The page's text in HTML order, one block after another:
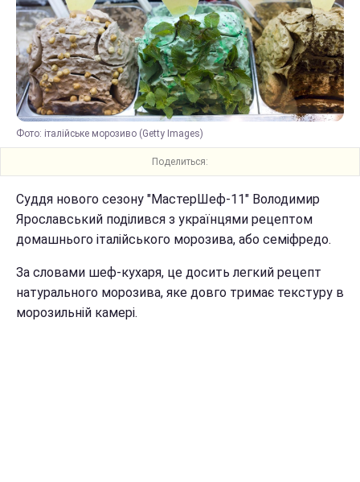
Фото: італійське морозиво (Getty Images)
Поделиться:
Суддя нового сезону "МастерШеф-11" Володимир
Ярославський поділився з українцями рецептом
домашнього італійського морозива, або семіфредо.
За словами шеф-кухаря, це досить легкий рецепт
натурального морозива, яке довго тримає текстуру в
морозильній камері.